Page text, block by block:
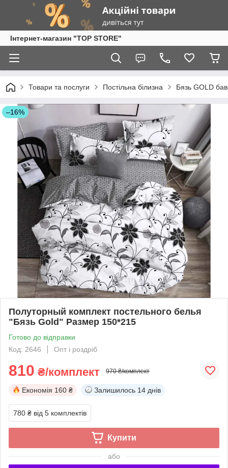
Інтернет-магазин "TOP STORE"
Товари та послуги Постільна білизна Бязь GOLD
–16%
Полуторный комплект постельного белья
"Бязь Gold" Размер 150*215
Готово до відправки
Код: 2646
Опт і роздріб
810 ₴/комплект 970 ₴/комплект
Економія 160 ₴ Залишилось 14 днів
780 ₴ від 5 комплектів
Купити
або